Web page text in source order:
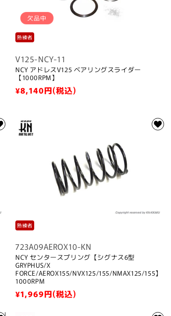
欠品中
熟練者
V125-NCY-11
NCY アドレスV125 ベアリングスライダー
【1000RPM】
通
格
¥8,140円(税込)
熟練者
723A09AEROX10-KN
NCY センタースプリング【シグナス6型
GRYPHUS/X
FORCE/AEROX155/NVX125/155/NMAX125/155】
1000RPM
通
¥1,969円(税込)